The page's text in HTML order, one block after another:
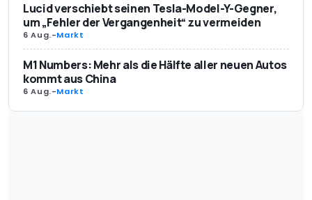
Lucid verschiebt seinen Tesla-Model-Y-Gegner,
um „Fehler der Vergangenheit“ zu vermeiden
6 Aug.-Markt
M1 Numbers: Mehr als die Hälfte aller neuen Autos
kommt aus China
6 Aug.-Markt